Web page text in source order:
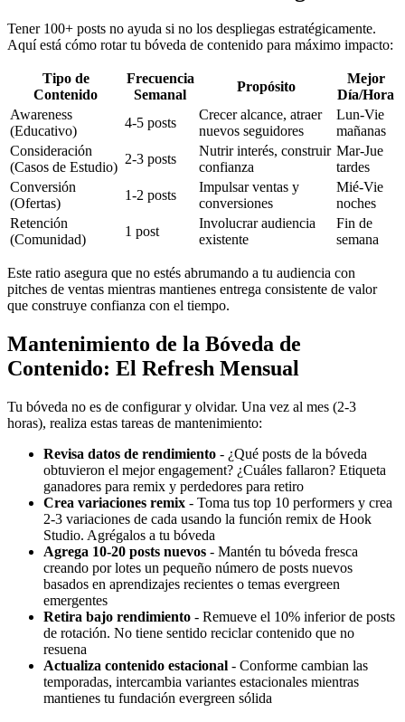
Tener 100+ posts no ayuda si no los despliegas estratégicamente.
Aquí está cómo rotar tu bóveda de contenido para máximo impacto:
Tipo de
Contenido
Frecuencia
Semanal
Propósito
Mejor
Día/Hora
Awareness
(Educativo)
4-5 posts
Crecer alcance, atraer
nuevos seguidores
Lun-Vie
mañanas
Consideración
(Casos de Estudio)
2-3 posts
Nutrir interés, construir
confianza
Mar-Jue
tardes
Conversión
(Ofertas)
1-2 posts
Impulsar ventas y
conversiones
Mié-Vie
noches
Retención
(Comunidad)
1 post
Involucrar audiencia
existente
Fin de
semana
Este ratio asegura que no estés abrumando a tu audiencia con
pitches de ventas mientras mantienes entrega consistente de valor
que construye confianza con el tiempo.
Mantenimiento de la Bóveda de
Contenido: El Refresh Mensual
Tu bóveda no es de configurar y olvidar. Una vez al mes (2-3
horas), realiza estas tareas de mantenimiento:
Revisa datos de rendimiento - ¿Qué posts de la bóveda
obtuvieron el mejor engagement? ¿Cuáles fallaron? Etiqueta
ganadores para remix y perdedores para retiro
Crea variaciones remix - Toma tus top 10 performers y crea
2-3 variaciones de cada usando la función remix de Hook
Studio. Agrégalos a tu bóveda
Agrega 10-20 posts nuevos - Mantén tu bóveda fresca
creando por lotes un pequeño número de posts nuevos
basados en aprendizajes recientes o temas evergreen
emergentes
Retira bajo rendimiento - Remueve el 10% inferior de posts
de rotación. No tiene sentido reciclar contenido que no
resuena
Actualiza contenido estacional - Conforme cambian las
temporadas, intercambia variantes estacionales mientras
mantienes tu fundación evergreen sólida